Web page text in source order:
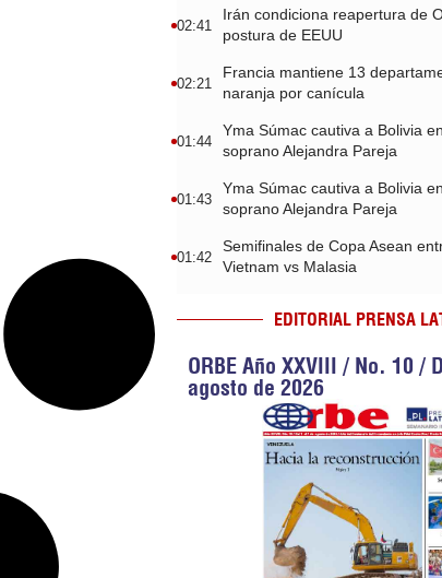
02:41
Irán condiciona reapertura de
postura de EEUU
02:21
Francia mantiene 13
naranja por canícula
01:44
Yma Súmac cautiva a Bolivia
soprano Alejandra Pareja
01:43
Yma Súmac cautiva a Bolivia
soprano Alejandra Pareja
01:42
Semifinales de Copa Asean
Vietnam vs Malasia
EDITORIAL PRENSA
ORBE Año XXVIII / No. 10 /
agosto de 2026